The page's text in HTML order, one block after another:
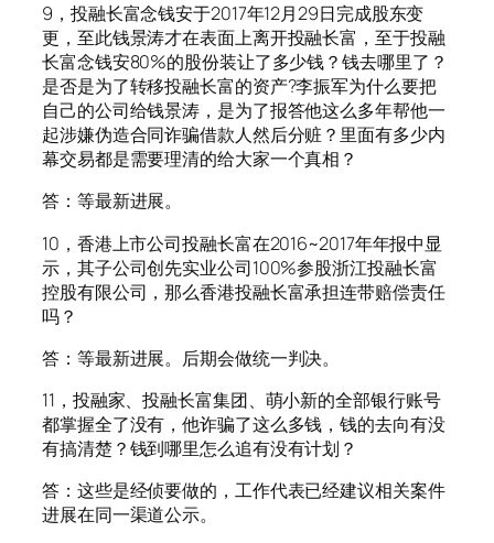
9，投融长富念钱安于2017年12月29日完成股东变
更，至此钱景涛才在表面上离开投融长富，至于投融
长富念钱安80%的股份装让了多少钱？钱去哪里了？
是否是为了转移投融长富的资产?李振军为什么要把
自己的公司给钱景涛，是为了报答他这么多年帮他一
起涉嫌伪造合同诈骗借款人然后分赃？里面有多少内
幕交易都是需要理清的给大家一个真相？
答：等最新进展。
10，香港上市公司投融长富在2016~2017年年报中显
示，其子公司创先实业公司100%参股浙江投融长富
控股有限公司，那么香港投融长富承担连带赔偿责任
吗？
答：等最新进展。后期会做统一判决。
11，投融家、投融长富集团、萌小新的全部银行账号
都掌握全了没有，他诈骗了这么多钱，钱的去向有没
有搞清楚？钱到哪里怎么追有没有计划？
答：这些是经侦要做的，工作代表已经建议相关案件
进展在同一渠道公示。